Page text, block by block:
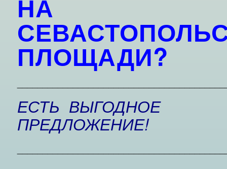
НА
ПЛОЩАДИ?
ЕСТЬ ВЫГОДНОЕ
ПРЕДЛОЖЕНИЕ!